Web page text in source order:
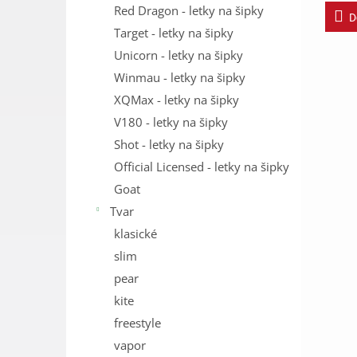
Red Dragon - letky na šipky
Target - letky na šipky
Unicorn - letky na šipky
Winmau - letky na šipky
XQMax - letky na šipky
V180 - letky na šipky
Shot - letky na šipky
Official Licensed - letky na šipky
Goat
Tvar
klasické
slim
pear
kite
freestyle
vapor